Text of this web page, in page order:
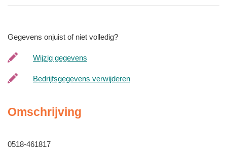
Gegevens onjuist of niet volledig?
Wijzig gegevens
Bedrijfsgegevens verwijderen
Omschrijving
0518-461817